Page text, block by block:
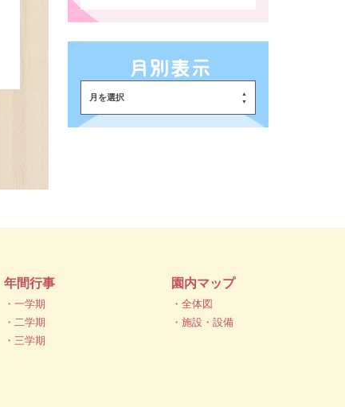
月を選択
年間行事
・一学期
・二学期
・三学期
園内マップ
・全体図
・施設・設備